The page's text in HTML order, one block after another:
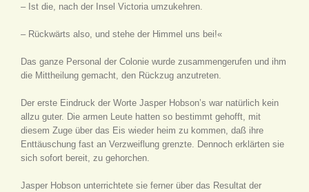
– Ist die, nach der Insel Victoria umzukehren.
– Rückwärts also, und stehe der Himmel uns bei!«
Das ganze Personal der Colonie wurde zusammengerufen und ihm
die Mittheilung gemacht, den Rückzug anzutreten.
Der erste Eindruck der Worte Jasper Hobson’s war natürlich kein
allzu guter. Die armen Leute hatten so bestimmt gehofft, mit
diesem Zuge über das Eis wieder heim zu kommen, daß ihre
Enttäuschung fast an Verzweiflung grenzte. Dennoch erklärten sie
sich sofort bereit, zu gehorchen.
Jasper Hobson unterrichtete sie ferner über das Resultat der